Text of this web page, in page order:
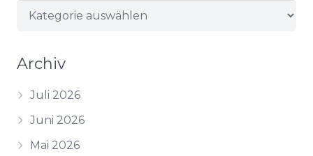
Kategorien
Archiv
Juli 2026
Juni 2026
Mai 2026